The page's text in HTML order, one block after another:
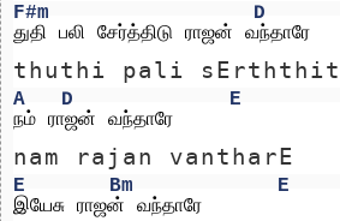
F#m D
துதி பலி சேர்த்திடு ராஜன் வந்தாரே
thuthi pali
A D
E
நம் ராஜன் வந்தாரே
nam rajan vantharE
E Bm
E
இயேசு ராஜன் வந்தாரே